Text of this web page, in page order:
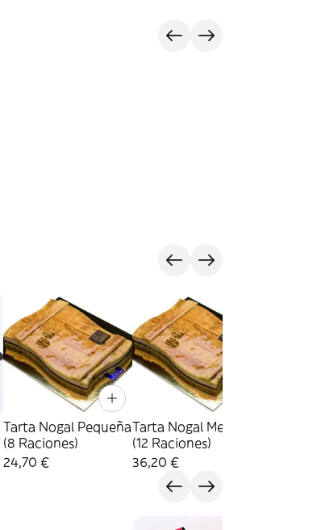
Tarta Nogal Pequeña
(8 Raciones)
24,70 €
Tarta Nogal Mediana
(12 Raciones)
36,20 €